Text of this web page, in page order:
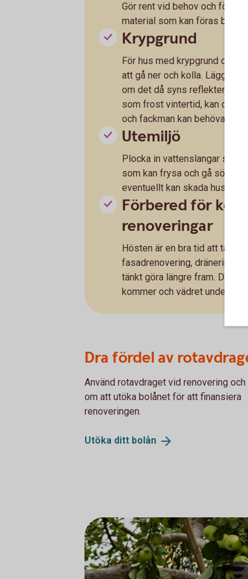
Gör rent vid behov och
material som kan föras bort
Krypgrund
För hus med krypgrund och
att gå ner och kolla. Lägg en
om det då syns reflekterande
som frost vintertid, kan det
och fackman kan behöva
Utemiljö
Plocka in vattenslangar så
som kan frysa och gå sönder.
eventuellt kan skada huset.
Förbered för
renoveringar
Hösten är en bra tid att ta in
fasadrenovering, dränering,
tänkt göra längre fram. Då
kommer och vädret
Dra fördel av
Använd rotavdraget vid renovering
om att utöka bolånet för att finansiera
renoveringen.
Utöka ditt bolån